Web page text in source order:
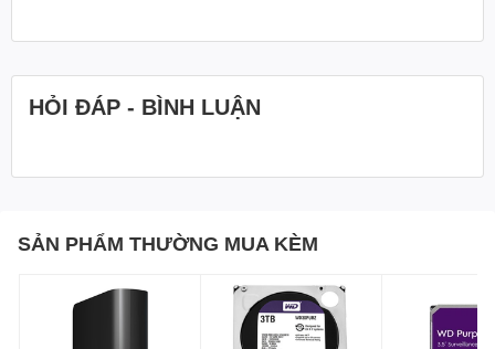
HỎI ĐÁP - BÌNH LUẬN
SẢN PHẨM THƯỜNG MUA KÈM